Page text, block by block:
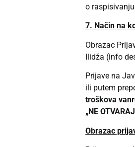
o
7. Način na
Obrazac
Ilidža (info
Prijave na
ili putem
troškova
„NE
Obrazac